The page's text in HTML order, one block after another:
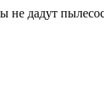
не дадут